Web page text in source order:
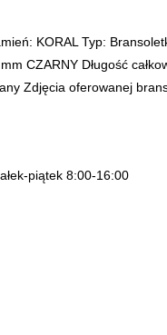
KORAL Typ:
CZARNY Długość
Zdjęcia oferowanej
piątek 8:00-16:00